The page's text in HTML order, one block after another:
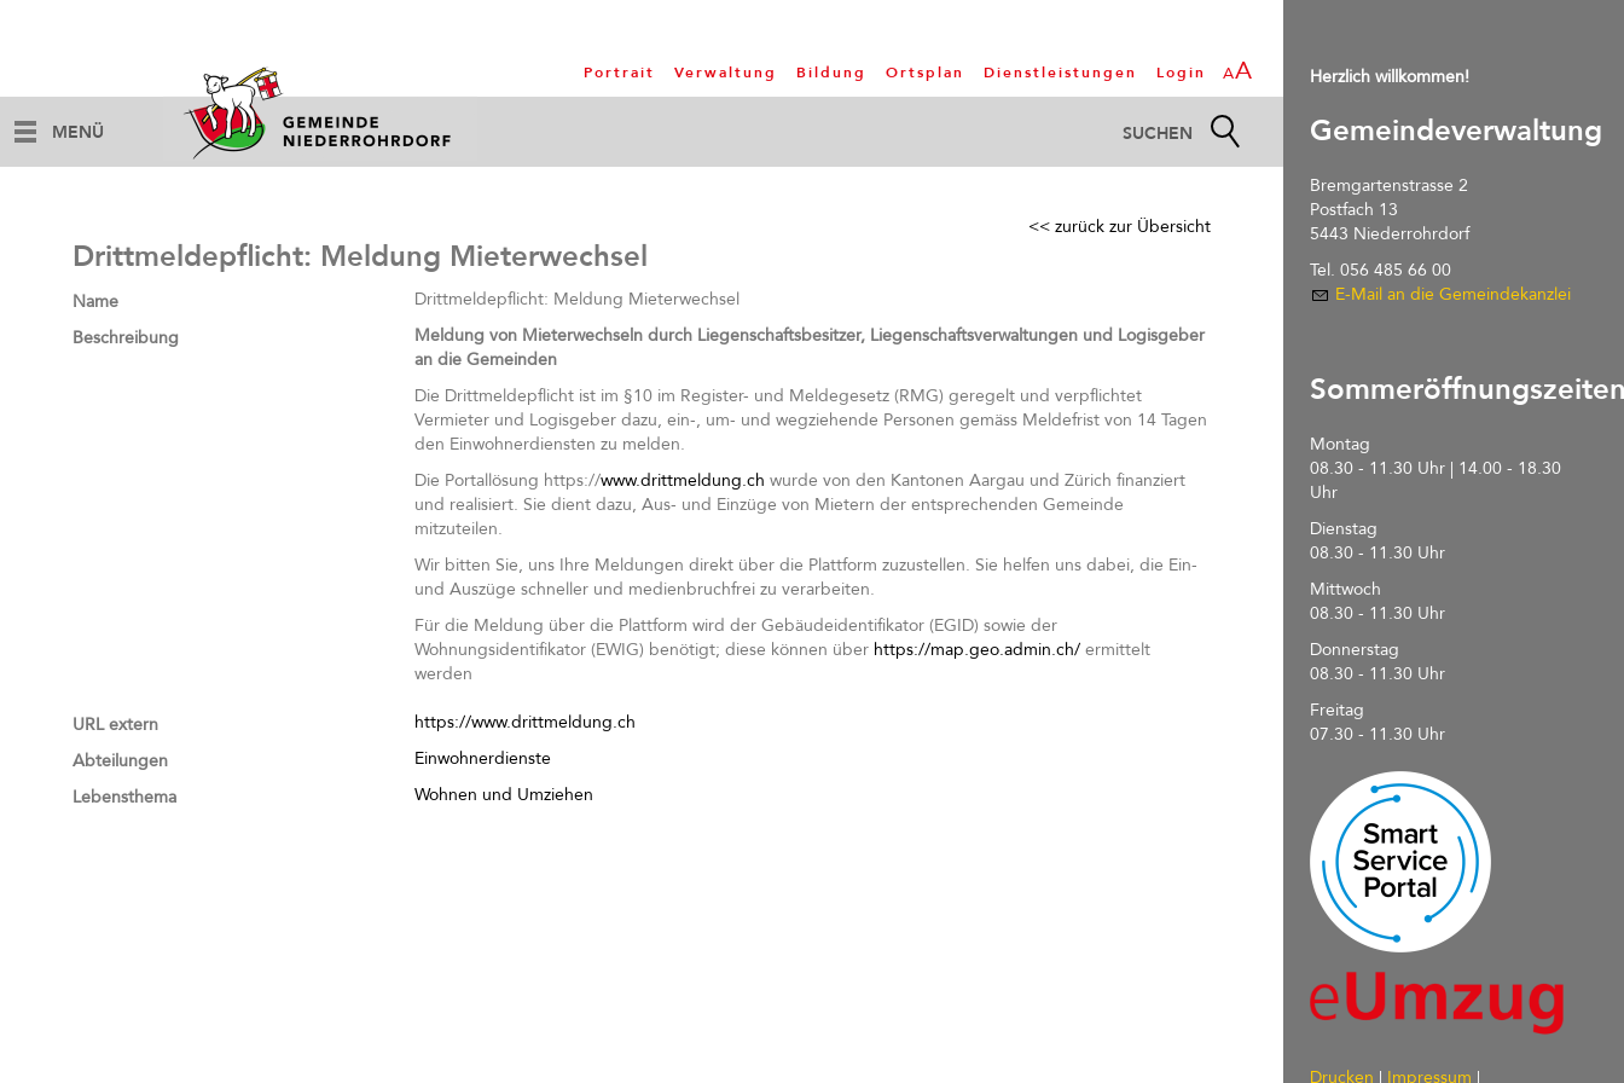
AA
Portrait Verwaltung Bildung Ortsplan Dienstleistungen Login
MENÜ
<< zurück zur Übersicht
Drittmeldepflicht: Meldung Mieterwechsel
Name
Drittmeldepflicht: Meldung Mieterwechsel
Beschreibung
Meldung von Mieterwechseln durch Liegenschaftsbesitzer, Liegenschaftsverwaltungen und Logisgeber
an die Gemeinden
Die Drittmeldepflicht ist im §10 im Register- und Meldegesetz (RMG) geregelt und verpflichtet
Vermieter und Logisgeber dazu, ein-, um- und wegziehende Personen gemäss Meldefrist von 14 Tagen
den Einwohnerdiensten zu melden.
Die Portallösung https://www.drittmeldung.ch wurde von den Kantonen Aargau und Zürich finanziert
und realisiert. Sie dient dazu, Aus- und Einzüge von Mietern der entsprechenden Gemeinde
mitzuteilen.
Wir bitten Sie, uns Ihre Meldungen direkt über die Plattform zuzustellen. Sie helfen uns dabei, die Ein-
und Auszüge schneller und medienbruchfrei zu verarbeiten.
Für die Meldung über die Plattform wird der Gebäudeidentifikator (EGID) sowie der
Wohnungsidentifikator (EWIG) benötigt; diese können über https://map.geo.admin.ch/ermittelt
werden
URL extern
https://www.drittmeldung.ch
Abteilungen
Einwohnerdienste
Lebensthema
Wohnen und Umziehen
Herzlich willkommen!
Gemeindeverwaltung
Bremgartenstrasse 2
Postfach 13
5443 Niederrohrdorf
Tel. 056 485 66 00
E-Mail an die Gemeindekanzlei
Montag
08.30 - 11.30 Uhr | 14.00 - 18.30
Uhr
Dienstag
08.30 - 11.30 Uhr
Mittwoch
08.30 - 11.30 Uhr
Donnerstag
08.30 - 11.30 Uhr
Freitag
07.30 - 11.30 Uhr
Drucken | Impressum |